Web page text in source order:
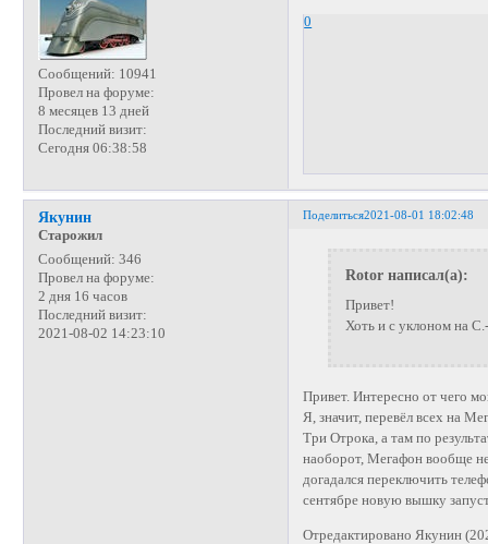
Сообщений: 10941
Провел на форуме:
8 месяцев 13 дней
Последний визит:
Сегодня 06:38:58
0
Поделиться2021-08-01 18:02:48
Якунин
Старожил
Сообщений: 346
Провел на форуме:
2 дня 16 часов
Последний визит:
2021-08-02 14:23:10
Rotor написал(а):
Привет!
Хоть и с уклоном на
Привет. Интересно от чего
Я, значит, перевёл всех на
Три Отрока, а там по
наоборот, Мегафон вообще
догадался переключить
сентябре новую вышку
Отредактировано Якунин